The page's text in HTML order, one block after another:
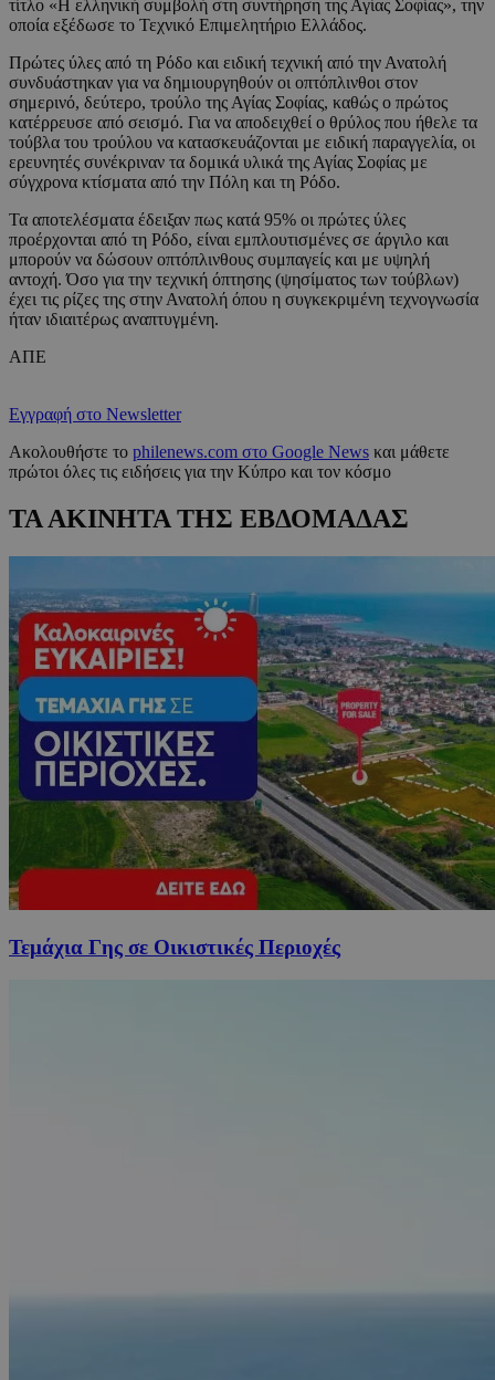
τίτλο «Η ελληνική συμβολή στη συντήρηση της Αγίας Σοφίας», την
οποία εξέδωσε το Τεχνικό Επιμελητήριο Ελλάδος.
Πρώτες ύλες από τη Ρόδο και ειδική τεχνική από την Ανατολή
συνδυάστηκαν για να δημιουργηθούν οι οπτόπλινθοι στον
σημερινό, δεύτερο, τρούλο της Αγίας Σοφίας, καθώς ο πρώτος
κατέρρευσε από σεισμό. Για να αποδειχθεί ο θρύλος που ήθελε τα
τούβλα του τρούλου να κατασκευάζονται με ειδική παραγγελία, οι
ερευνητές συνέκριναν τα δομικά υλικά της Αγίας Σοφίας με
σύγχρονα κτίσματα από την Πόλη και τη Ρόδο.
Τα αποτελέσματα έδειξαν πως κατά 95% οι πρώτες ύλες
προέρχονται από τη Ρόδο, είναι εμπλουτισμένες σε άργιλο και
μπορούν να δώσουν οπτόπλινθους συμπαγείς και με υψηλή
αντοχή. Όσο για την τεχνική όπτησης (ψησίματος των τούβλων)
έχει τις ρίζες της στην Ανατολή όπου η συγκεκριμένη τεχνογνωσία
ήταν ιδιαιτέρως αναπτυγμένη.
ΑΠΕ
Εγγραφή στο Newsletter
Ακολουθήστε το philenews.com στο Google News και μάθετε
πρώτοι όλες τις ειδήσεις για την Κύπρο και τον κόσμο
ΤΑ ΑΚΙΝΗΤΑ ΤΗΣ ΕΒΔΟΜΑΔΑΣ
Τεμάχια Γης σε Οικιστικές Περιοχές